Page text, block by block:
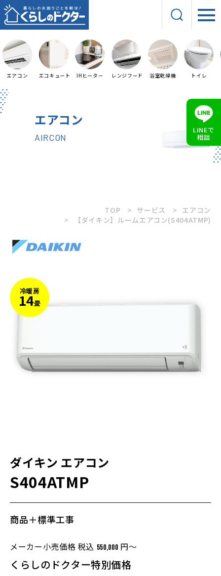
エアコン エコキュート IHヒーター レンジフード 浴室乾燥機 トイレ
エアコン
AIRCON
TOP サービス
エアコン
【ダイキン】ルームエアコン(S404ATMP)
冷暖房
14畳
ダイキン エアコン
S404ATMP
商品＋標準工事
メーカー小売価格 税込 550,000 円～
くらしのドクター特別価格
LINEで
相談